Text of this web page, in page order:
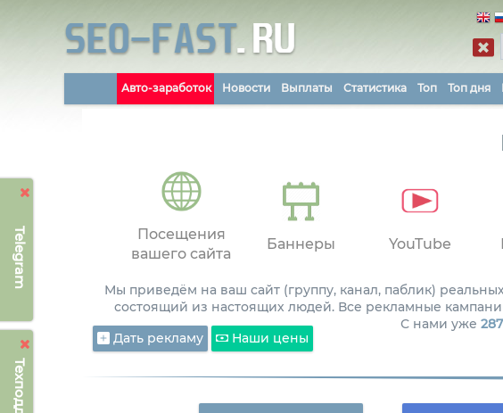
Telegram
Авто-заработок Новости Выплаты Статистика Топ Топ дня
Посещения
вашего сайта
Баннеры YouTube
Мы приведём на ваш сайт (группу, канал, паблик)
состоящий из настоящих людей. Все рекламные
С нами уже
Дать рекламу
Наши цены